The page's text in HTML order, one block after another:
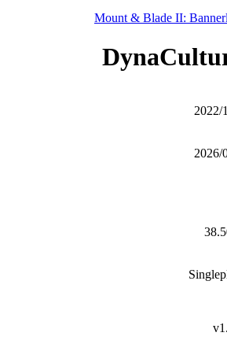
Mount & Blade II:
2022/
2026/